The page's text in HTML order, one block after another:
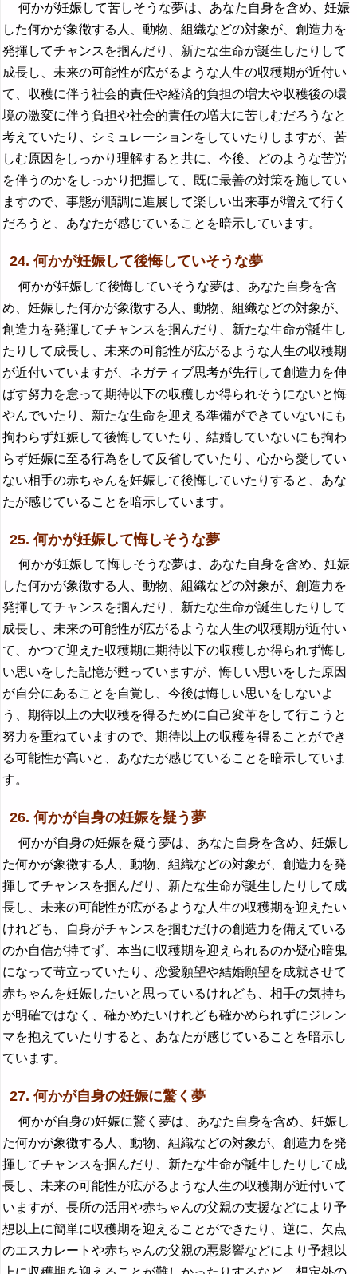
何かが妊娠して苦しそうな夢は、あなた自身を含め、妊娠
した何かが象徴する人、動物、組織などの対象が、創造力を
発揮してチャンスを掴んだり、新たな生命が誕生したりして
成長し、未来の可能性が広がるような人生の収穫期が近付い
て、収穫に伴う社会的責任や経済的負担の増大や収穫後の環
境の激変に伴う負担や社会的責任の増大に苦しむだろうなと
考えていたり、シミュレーションをしていたりしますが、苦
しむ原因をしっかり理解すると共に、今後、どのような苦労
を伴うのかをしっかり把握して、既に最善の対策を施してい
ますので、事態が順調に進展して楽しい出来事が増えて行く
だろうと、あなたが感じていることを暗示しています。
24. 何かが妊娠して後悔していそうな夢
何かが妊娠して後悔していそうな夢は、あなた自身を含
め、妊娠した何かが象徴する人、動物、組織などの対象が、
創造力を発揮してチャンスを掴んだり、新たな生命が誕生し
たりして成長し、未来の可能性が広がるような人生の収穫期
が近付いていますが、ネガティブ思考が先行して創造力を伸
ばす努力を怠って期待以下の収穫しか得られそうにないと悔
やんでいたり、新たな生命を迎える準備ができていないにも
拘わらず妊娠して後悔していたり、結婚していないにも拘わ
らず妊娠に至る行為をして反省していたり、心から愛してい
ない相手の赤ちゃんを妊娠して後悔していたりすると、あな
たが感じていることを暗示しています。
25. 何かが妊娠して悔しそうな夢
何かが妊娠して悔しそうな夢は、あなた自身を含め、妊娠
した何かが象徴する人、動物、組織などの対象が、創造力を
発揮してチャンスを掴んだり、新たな生命が誕生したりして
成長し、未来の可能性が広がるような人生の収穫期が近付い
て、かつて迎えた収穫期に期待以下の収穫しか得られず悔し
い思いをした記憶が甦っていますが、悔しい思いをした原因
が自分にあることを自覚し、今後は悔しい思いをしないよ
う、期待以上の大収穫を得るために自己変革をして行こうと
努力を重ねていますので、期待以上の収穫を得ることができ
る可能性が高いと、あなたが感じていることを暗示していま
す。
26. 何かが自身の妊娠を疑う夢
何かが自身の妊娠を疑う夢は、あなた自身を含め、妊娠し
た何かが象徴する人、動物、組織などの対象が、創造力を発
揮してチャンスを掴んだり、新たな生命が誕生したりして成
長し、未来の可能性が広がるような人生の収穫期を迎えたい
けれども、自身がチャンスを掴むだけの創造力を備えている
のか自信が持てず、本当に収穫期を迎えられるのか疑心暗鬼
になって苛立っていたり、恋愛願望や結婚願望を成就させて
赤ちゃんを妊娠したいと思っているけれども、相手の気持ち
が明確ではなく、確かめたいけれども確かめられずにジレン
マを抱えていたりすると、あなたが感じていることを暗示し
ています。
27. 何かが自身の妊娠に驚く夢
何かが自身の妊娠に驚く夢は、あなた自身を含め、妊娠し
た何かが象徴する人、動物、組織などの対象が、創造力を発
揮してチャンスを掴んだり、新たな生命が誕生したりして成
長し、未来の可能性が広がるような人生の収穫期が近付いて
いますが、長所の活用や赤ちゃんの父親の支援などにより予
想以上に簡単に収穫期を迎えることができたり、逆に、欠点
のエスカレートや赤ちゃんの父親の悪影響などにより予想以